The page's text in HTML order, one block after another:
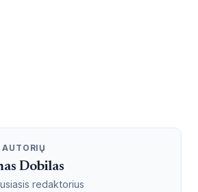
Dobilas
redaktorius